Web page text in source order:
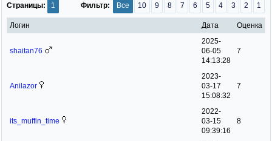
Все 10 9 8 7 6 5 4 3 2 1
Фильтр:
Страницы: 1
Логин Дата Оценка
shaitan76
2025-
06-05
14:13:28
7
Anilazor
2023-
03-17
15:08:32
7
its_muffin_time
2022-
03-15
09:39:16
8